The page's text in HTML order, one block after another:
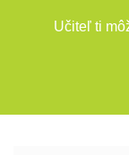
Učiteľ ti